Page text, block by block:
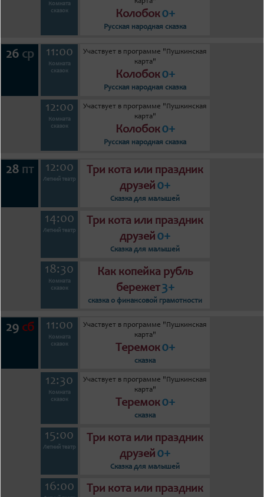
Комната
сказок
Колобок0+
Русская народная сказка
26ср 11:00
Комната
сказок
Участвует в программе "Пушкинская
карта"
Колобок0+
Русская народная сказка
12:00
Комната
сказок
Участвует в программе "Пушкинская
карта"
Колобок0+
Русская народная сказка
28 пт 12:00
Летний театр
Три кота или праздник
друзей0+
Сказка для малышей
14:00
Летний театр
Три кота или праздник
друзей0+
Сказка для малышей
18:30
Комната
сказок
Как копейка рубль
бережет3+
сказка о финансовой грамотности
29сб 11:00
Комната
сказок
Участвует в программе "Пушкинская
карта"
Теремок0+
сказка
12:30
Комната
сказок
Участвует в программе "Пушкинская
карта"
Теремок0+
сказка
15:00
Летний театр
Три кота или праздник
друзей0+
Сказка для малышей
16:00
Три кота или праздник